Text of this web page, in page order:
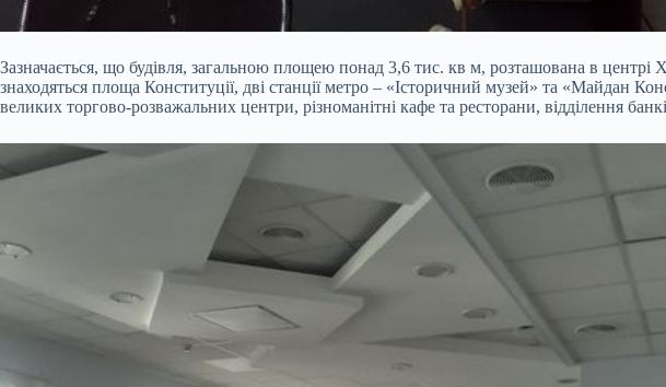
Зазначається, що будівля, загальною площею понад 3,6 тис. кв м, розташована в
знаходяться площа Конституції, дві станції метро – «Історичний музей» та «Майдан
великих торгово-розважальних центри, різноманітні кафе та ресторани, відділення